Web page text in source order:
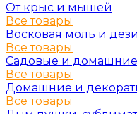
От крыс и мышей
Все товары
Восковая моль и
Все товары
Садовые и
Все товары
Домашние и
Все товары